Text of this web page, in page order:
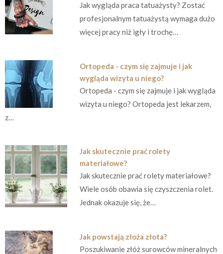
Jak wygląda praca tatuażysty? Zostać
profesjonalnym tatuażystą wymaga dużo
więcej pracy niż igły i trochę…
Ortopeda - czym się zajmuje i jak
wygląda wizyta u niego?
Ortopeda - czym się zajmuje i jak wygląda
wizyta u niego? Ortopeda jest lekarzem,
z…
Jak skutecznie prać rolety
materiałowe?
Jak skutecznie prać rolety materiałowe?
Wiele osób obawia się czyszczenia rolet.
Jednak okazuje się, że…
Jak powstają złoża złota?
Poszukiwanie złóż surowców mineralnych